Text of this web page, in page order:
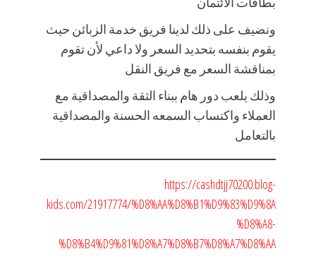
ونضيف على ذلك لدينا فريق خدمة الزبائن حيث
يقوم بنفسه بتحديد السعر ولا داعي لأن تقوم
بمناقشة السعر مع فريق النقل
وذلك يلعب دور هام ببناء الثقة والمصداقية مع
العملاء واكتساب السمعه الحسنة والمصداقية
بالتعامل
https://cashdtjj70200.blog-
kids.com/21917774/%D8%AA%D8%B1%D9%83%D9%8A
%D8%A8-
%D8%B4%D9%81%D8%A7%D8%B7%D8%A7%D8%AA